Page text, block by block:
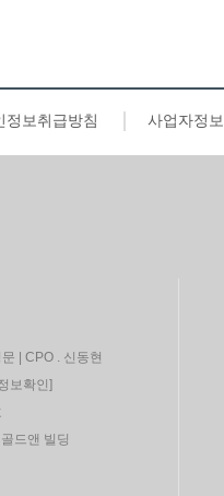
정보취급방침 사업자정
| CPO . 신동현
보확인]
드앤 빌딩